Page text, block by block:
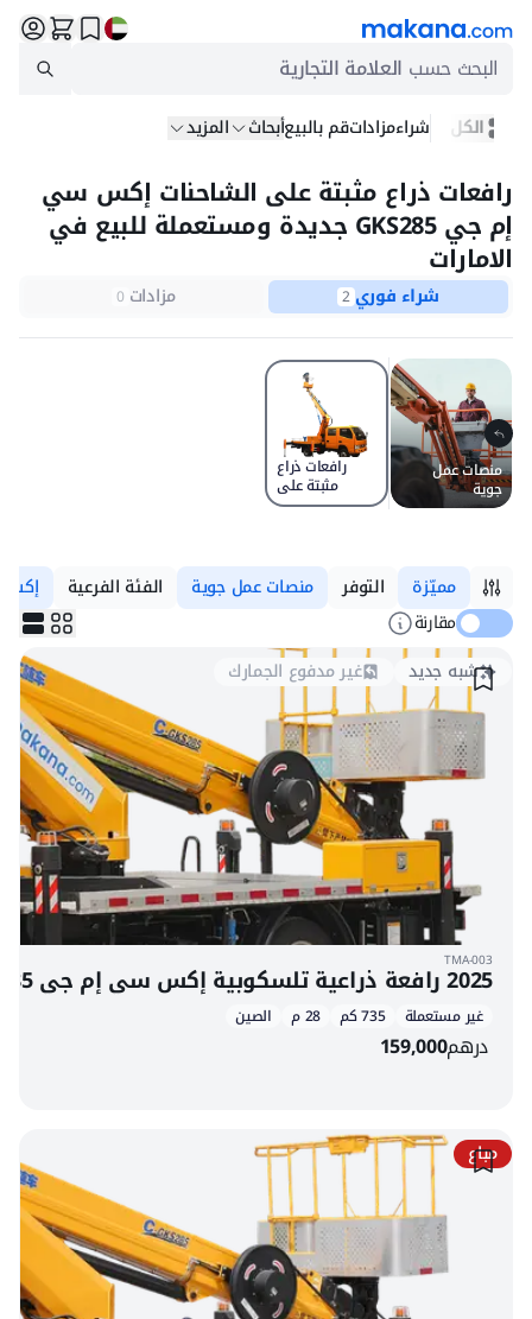
البحث حسب العلامة التجارية
الكل شراءمزاداتقم بالبيعأبحاث المزيد
رافعات ذراع مثبتة على الشاحنات إكس سي
إم جي GKS285 جديدة ومستعملة للبيع في
الامارات
شراء فوري2 مزادات 0
منصات عمل
جوية
رافعات ذراع
مثبتة على
الشاحنات
مميّزة التوفر منصات عمل جوية الفئة الفرعية
مقارنة
شبه جديد
غير مدفوع الجمارك
TMA-003
2025 رافعة ذراعية تلسكوبية إكس سي إم جي GKS285 مثبتة على شاحنة نقل فوتون 4x2
غير مستعملة 735 كم 28 م الصين
درهم159,000
مباع